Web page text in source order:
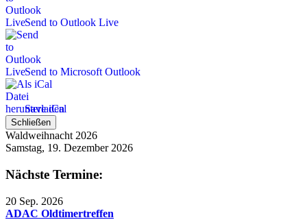
Send to Outlook Live
Send to Microsoft Outlook
Save iCal
Schließen
Waldweihnacht 2026
Samstag, 19. Dezember 2026
Nächste Termine:
20 Sep. 2026
ADAC Oldtimertreffen